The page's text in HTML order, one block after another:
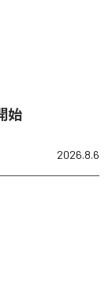
始
2026.8.6